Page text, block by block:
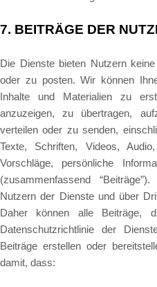
7. BEITRÄGE DER
Die Dienste bieten Nutzern
oder zu posten. Wir können
Inhalte und Materialien zu
anzuzeigen, zu übertragen,
verteilen oder zu senden,
Texte, Schriften, Videos,
Vorschläge, persönliche
(zusammenfassend
Nutzern der Dienste und über
Daher können alle Beiträge,
Datenschutzrichtlinie der
Beiträge erstellen oder
damit, dass: